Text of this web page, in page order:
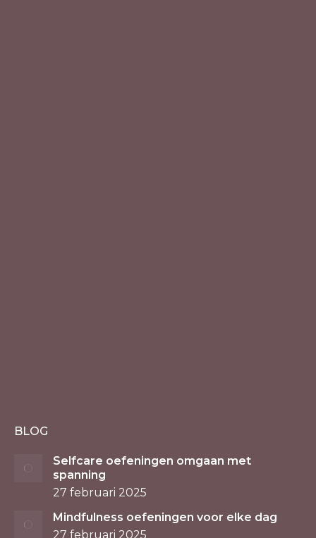
BLOG
Selfcare oefeningen omgaan met
spanning
27 februari 2025
Mindfulness oefeningen voor elke dag
27 februari 2025